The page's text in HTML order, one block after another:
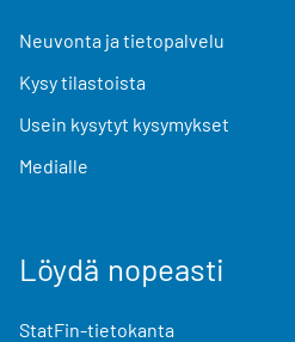
Neuvonta ja tietopalvelu
Kysy tilastoista
Usein kysytyt kysymykset
Medialle
Löydä nopeasti
StatFin-tietokanta